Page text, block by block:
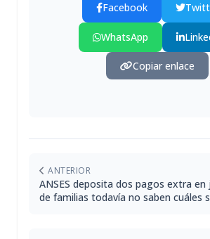
Facebook
WhatsApp
Copiar enlace
ANTERIOR
ANSES deposita dos pagos extra en
de familias todavía no saben cuáles